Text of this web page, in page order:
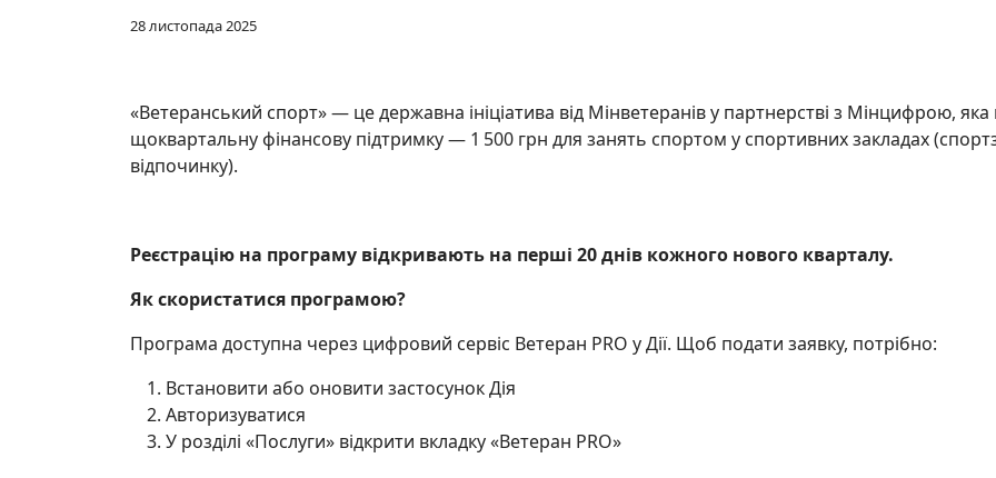
28 листопада 2025
«Ветеранський спорт» — це державна ініціатива від Мінветеранів у партнерстві з Мінцифрою,
щоквартальну фінансову підтримку — 1 500 грн для занять спортом у спортивних закладах
відпочинку).
Реєстрацію на програму відкривають на перші 20 днів кожного нового кварталу.
Як скористатися програмою?
Програма доступна через цифровий сервіс Ветеран PRO у Дії. Щоб подати заявку, потрібно:
Встановити або оновити застосунок Дія
Авторизуватися
У розділі «Послуги» відкрити вкладку «Ветеран PRO»